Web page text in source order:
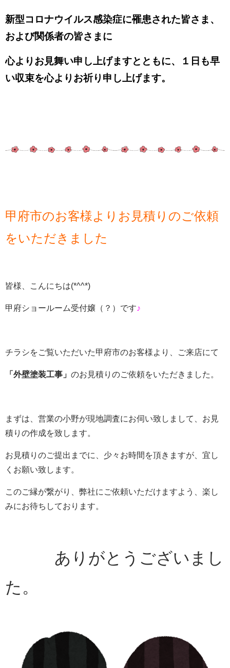
新型コロナウイルス感染症に罹患された皆さま、
および関係者の皆さまに
心よりお見舞い申し上げますとともに、１日も早
い収束を心よりお祈り申し上げます。
甲府市のお客様よりお見積りのご依頼
をいただきました
皆様、こんにちは(*^^*)
甲府ショールーム受付嬢（？）です♪
チラシをご覧いただいた甲府市のお客様より、ご来店にて
「外壁塗装工事」 のお見積りのご依頼をいただきました。
まずは、営業の小野が現地調査にお伺い致しまして、お見
積りの作成を致します。
お見積りのご提出までに、少々お時間を頂きますが、宜し
くお願い致します。
このご縁が繋がり、弊社にご依頼いただけますよう、楽し
みにお待ちしております。
ありがとうございまし
た。